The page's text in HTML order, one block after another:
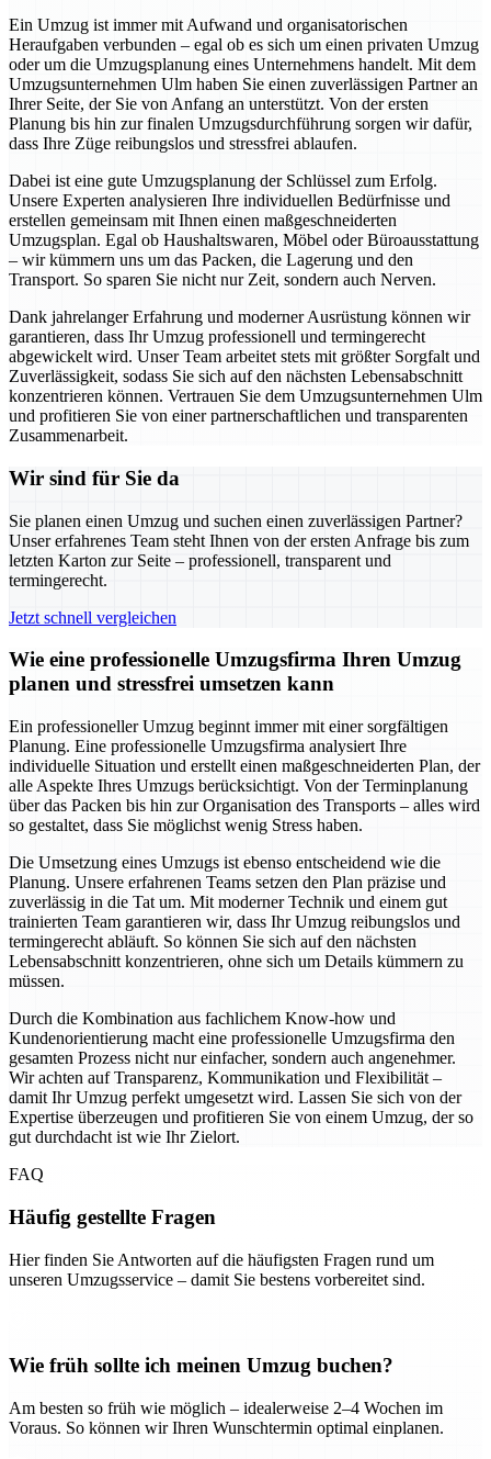
Ein Umzug ist immer mit Aufwand und organisatorischen
Heraufgaben verbunden – egal ob es sich um einen privaten Umzug
oder um die Umzugsplanung eines Unternehmens handelt. Mit dem
Umzugsunternehmen Ulm haben Sie einen zuverlässigen Partner an
Ihrer Seite, der Sie von Anfang an unterstützt. Von der ersten
Planung bis hin zur finalen Umzugsdurchführung sorgen wir dafür,
dass Ihre Züge reibungslos und stressfrei ablaufen.
Dabei ist eine gute Umzugsplanung der Schlüssel zum Erfolg.
Unsere Experten analysieren Ihre individuellen Bedürfnisse und
erstellen gemeinsam mit Ihnen einen maßgeschneiderten
Umzugsplan. Egal ob Haushaltswaren, Möbel oder Büroausstattung
– wir kümmern uns um das Packen, die Lagerung und den
Transport. So sparen Sie nicht nur Zeit, sondern auch Nerven.
Dank jahrelanger Erfahrung und moderner Ausrüstung können wir
garantieren, dass Ihr Umzug professionell und termingerecht
abgewickelt wird. Unser Team arbeitet stets mit größter Sorgfalt und
Zuverlässigkeit, sodass Sie sich auf den nächsten Lebensabschnitt
konzentrieren können. Vertrauen Sie dem Umzugsunternehmen Ulm
und profitieren Sie von einer partnerschaftlichen und transparenten
Zusammenarbeit.
Wir sind für Sie da
Sie planen einen Umzug und suchen einen zuverlässigen Partner?
Unser erfahrenes Team steht Ihnen von der ersten Anfrage bis zum
letzten Karton zur Seite – professionell, transparent und
termingerecht.
Jetzt schnell vergleichen
Wie eine professionelle Umzugsfirma Ihren Umzug
planen und stressfrei umsetzen kann
Ein professioneller Umzug beginnt immer mit einer sorgfältigen
Planung. Eine professionelle Umzugsfirma analysiert Ihre
individuelle Situation und erstellt einen maßgeschneiderten Plan, der
alle Aspekte Ihres Umzugs berücksichtigt. Von der Terminplanung
über das Packen bis hin zur Organisation des Transports – alles wird
so gestaltet, dass Sie möglichst wenig Stress haben.
Die Umsetzung eines Umzugs ist ebenso entscheidend wie die
Planung. Unsere erfahrenen Teams setzen den Plan präzise und
zuverlässig in die Tat um. Mit moderner Technik und einem gut
trainierten Team garantieren wir, dass Ihr Umzug reibungslos und
termingerecht abläuft. So können Sie sich auf den nächsten
Lebensabschnitt konzentrieren, ohne sich um Details kümmern zu
müssen.
Durch die Kombination aus fachlichem Know-how und
Kundenorientierung macht eine professionelle Umzugsfirma den
gesamten Prozess nicht nur einfacher, sondern auch angenehmer.
Wir achten auf Transparenz, Kommunikation und Flexibilität –
damit Ihr Umzug perfekt umgesetzt wird. Lassen Sie sich von der
Expertise überzeugen und profitieren Sie von einem Umzug, der so
gut durchdacht ist wie Ihr Zielort.
FAQ
Häufig gestellte Fragen
Hier finden Sie Antworten auf die häufigsten Fragen rund um
unseren Umzugsservice – damit Sie bestens vorbereitet sind.
Wie früh sollte ich meinen Umzug buchen?
Am besten so früh wie möglich – idealerweise 2–4 Wochen im
Voraus. So können wir Ihren Wunschtermin optimal einplanen.